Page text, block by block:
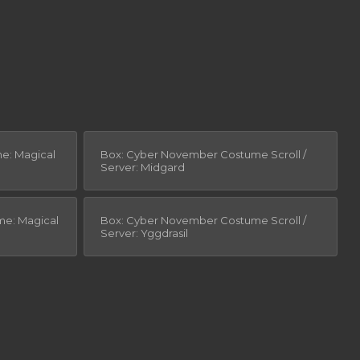
Magical
Box: Cyber November Costume Scroll /
Server: Midgard
Magical
Box: Cyber November Costume Scroll /
Server: Yggdrasil